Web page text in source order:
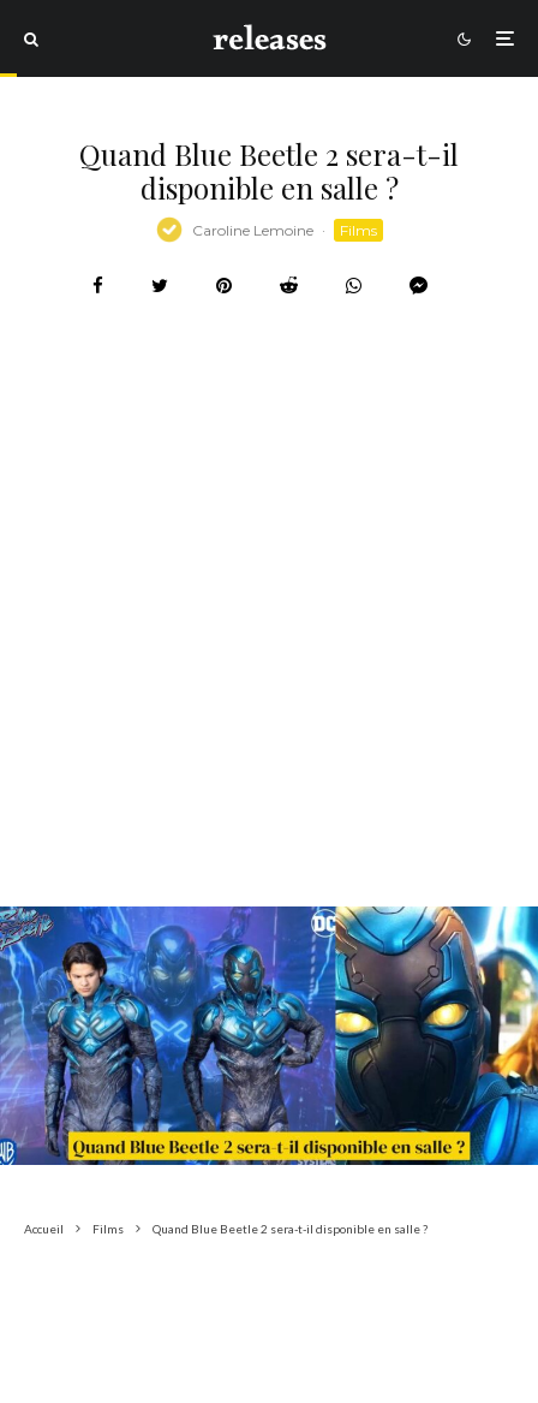
Quand Blue Beetle 2 sera-t-il
disponible en salle ?
Caroline Lemoine · Films
Accueil Films Quand Blue Beetle 2 sera-t-il disponible en salle ?